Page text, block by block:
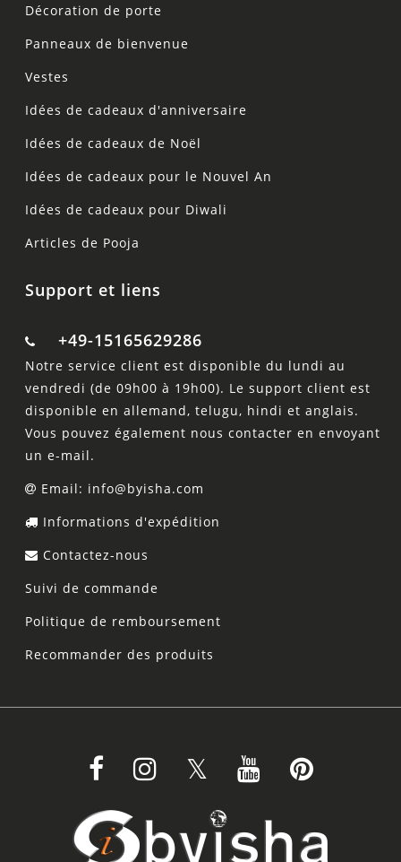
Décoration de porte
Panneaux de bienvenue
Vestes
Idées de cadeaux d'anniversaire
Idées de cadeaux de Noël
Idées de cadeaux pour le Nouvel An
Idées de cadeaux pour Diwali
Articles de Pooja
Support et liens
+49-15165629286
Notre service client est disponible du lundi au
vendredi (de 09h00 à 19h00). Le support client est
disponible en allemand, telugu, hindi et anglais.
Vous pouvez également nous contacter en envoyant
un e-mail.
Email: info@byisha.com
Informations d'expédition
Contactez-nous
Suivi de commande
Politique de remboursement
Recommander des produits